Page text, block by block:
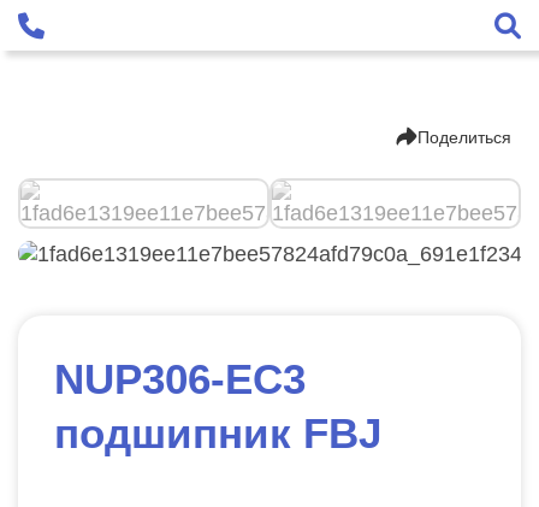
Поделиться
NUP306-EC3
подшипник FBJ